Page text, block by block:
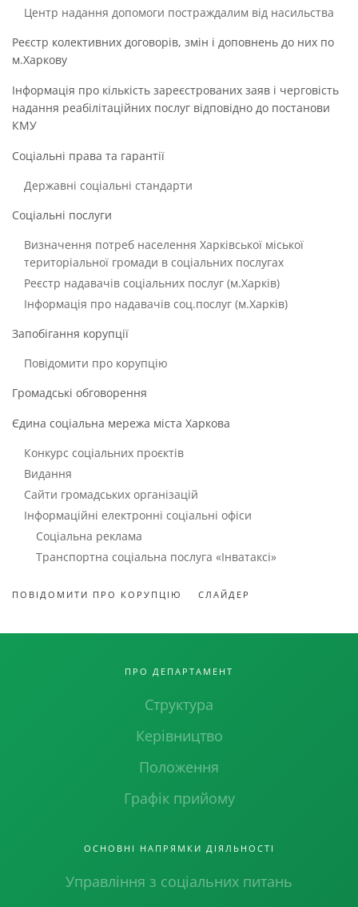
Центр надання допомоги постраждалим від насильства
Реєстр колективних договорів, змін і доповнень до них по
м.Харкову
Інформація про кількість зареєстрованих заяв і черговість
надання реабілітаційних послуг відповідно до постанови
КМУ
Соціальні права та гарантії
Державні соціальні стандарти
Соціальні послуги
Визначення потреб населення Харківської міської
територіальної громади в соціальних послугах
Реєстр надавачів соціальних послуг (м.Харків)
Інформація про надавачів соц.послуг (м.Харків)
Запобігання корупції
Повідомити про корупцію
Громадські обговорення
Єдина соціальна мережа міста Харкова
Конкурс соціальних проєктів
Видання
Сайти громадських організацій
Інформаційні електронні соціальні офіси
Соціальна реклама
Транспортна соціальна послуга «Інватаксі»
ПОВІДОМИТИ ПРО КОРУПЦІЮ СЛАЙДЕР
ПРО ДЕПАРТАМЕНТ
Структура
Керівництво
Положення
Графік прийому
ОСНОВНІ НАПРЯМКИ ДІЯЛЬНОСТІ
Управління з соціальних питань